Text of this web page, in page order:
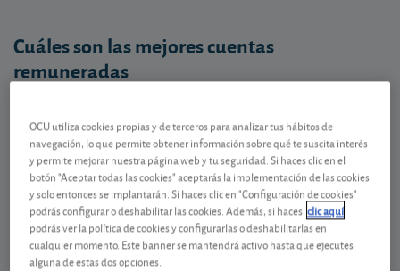
Cuáles son las mejores cuentas
remuneradas
más rentables para una inversión de 10.000 euros a
6 meses, dejando a un lado en esta comparativa las
cuentas que exigen algún tipo de vinculación como
la domiciliación de nómina o recibos, o las que
condicionan la oferta a tener alguna inversión en la
entidad.
OCU utiliza cookies propias y de terceros para analizar tus hábitos de
navegación, lo que permite obtener información sobre qué te suscita interés
y permite mejorar nuestra página web y tu seguridad. Si haces clic en el
botón "Aceptar todas las cookies" aceptarás la implementación de las cookies
y solo entonces se implantarán. Si haces clic en "Configuración de cookies"
podrás configurar o deshabilitar las cookies. Además, si haces clic aquí
podrás ver la política de cookies y configurarlas o deshabilitarlas en
cualquier momento. Este banner se mantendrá activo hasta que ejecutes
alguna de estas dos opciones.